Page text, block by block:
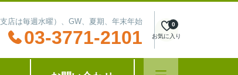
店は毎週水曜）、GW、夏期、年末年始
03-3771-2101 お気に入り
0